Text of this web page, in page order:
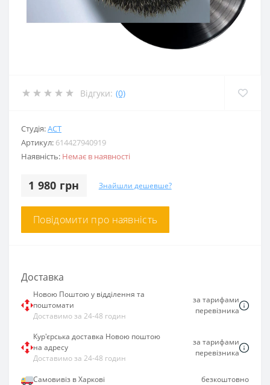
Відгуки: (0)
Студія:ACT
Артикул: 614427940919
Наявність: Немає в наявності
1 980 грн Знайшли дешевше?
Повідомити про наявність
Доставка
Новою Поштою у відділення та
поштомати
Доставимо за 24-48 годин
за тарифами
перевізника
Кур'єрська доставка Новою поштою
на адресу
Доставимо за 24-48 годин
за тарифами
перевізника
Самовивіз в Харкові безкоштовно